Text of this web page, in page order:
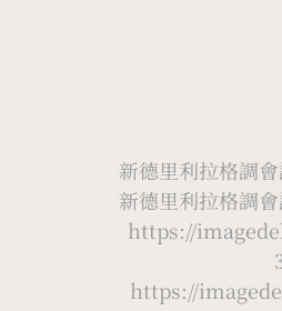
新德里利拉格調
新德里利拉格調
https://
https://